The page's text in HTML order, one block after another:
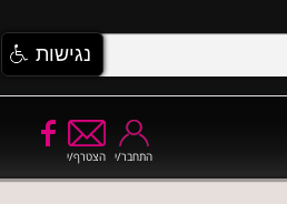
הצטרף/י התחבר/י
נגישות